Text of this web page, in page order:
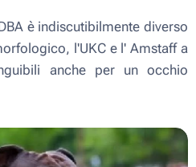
è indiscutibilmente diverso
l'UKC e l' Amstaff a
anche per un occhio